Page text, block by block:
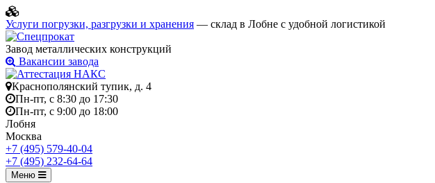
Услуги погрузки, разгрузки и хранения — склад в Лобне с удобной логистикой
Завод металлических конструкций
Вакансии завода
Краснополянский тупик, д. 4
Пн-пт, с 8:30 до 17:30
Пн-пт, с 9:00 до 18:00
Лобня
Москва
+7 (495) 579-40-04
+7 (495) 232-64-64
Меню